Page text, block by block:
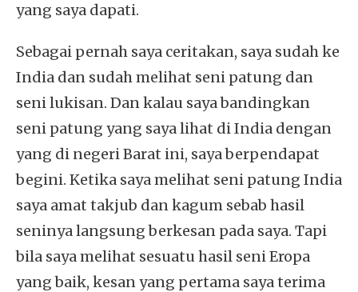
yang saya dapati.
Sebagai pernah saya ceritakan, saya sudah ke
India dan sudah melihat seni patung dan
seni lukisan. Dan kalau saya bandingkan
seni patung yang saya lihat di India dengan
yang di negeri Barat ini, saya berpendapat
begini. Ketika saya melihat seni patung India
saya amat takjub dan kagum sebab hasil
seninya langsung berkesan pada saya. Tapi
bila saya melihat sesuatu hasil seni Eropa
yang baik, kesan yang pertama saya terima